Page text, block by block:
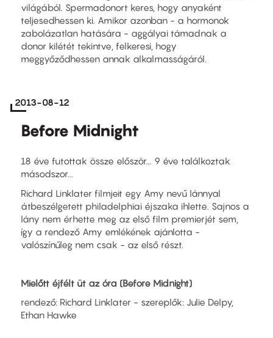
világából. Spermadonort keres, hogy anyaként
teljesedhessen ki. Amikor azonban - a hormonok
zabolázatlan hatására - aggályai támadnak a
donor kilétét tekintve, felkeresi, hogy
meggyőződhessen annak alkalmasságáról.
2013-08-12
Before Midnight
18 éve futottak össze először... 9 éve találkoztak
másodszor...
Richard Linklater filmjeit egy Amy nevű lánnyal
átbeszélgetett philadelphiai éjszaka ihlette. Sajnos a
lány nem érhette meg az első film premierjét sem,
így a rendező Amy emlékének ajánlotta -
valószínűleg nem csak - az első részt.
Mielőtt éjfélt üt az óra (Before Midnight)
rendező: Richard Linklater - szereplők: Julie Delpy,
Ethan Hawke